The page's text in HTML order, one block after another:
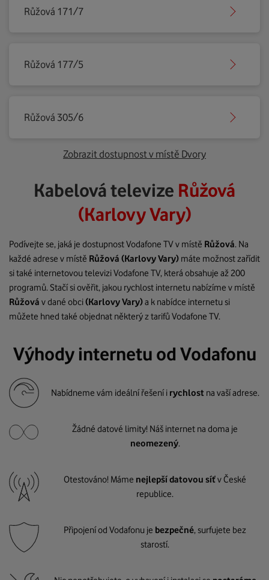
Růžová 171/7
Růžová 177/5
Růžová 305/6
Zobrazit dostupnost v místě Dvory
Kabelová televize Růžová
(Karlovy Vary)
Podívejte se, jaká je dostupnost Vodafone TV v místě Růžová. Na
každé adrese v místě Růžová (Karlovy Vary) máte možnost zařídit
si také internetovou televizi Vodafone TV, která obsahuje až 200
programů. Stačí si ověřit, jakou rychlost internetu nabízíme v místě
Růžová v dané obci(Karlovy Vary)a k nabídce internetu si
můžete hned také objednat některý z tarifů Vodafone TV.
Výhody internetu od Vodafonu
Nabídneme vám ideální řešení i rychlost na vaší adrese.
Žádné datové limity! Náš internet na doma je
neomezený.
Otestováno! Máme nejlepší datovou síťv České
republice.
Připojení od Vodafonu je bezpečné, surfujete bez
starostí.